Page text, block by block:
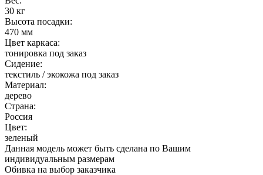
30 кг
Высота посадки:
470 мм
Цвет каркаса:
тонировка под заказ
Сидение:
текстиль / экокожа под заказ
Материал:
дерево
Страна:
Россия
Цвет:
зеленый
Данная модель может быть сделана по Вашим
индивидуальным размерам
Обивка на выбор заказчика